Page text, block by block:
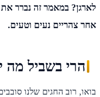
לארגן? במאמר זה נברר
אחר צהריים נעים וטעים.
הרי בשביל מה
בואו, רוב החגים שלנו